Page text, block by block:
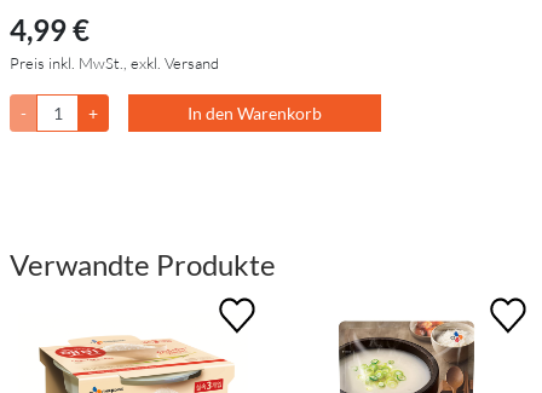
4,99 €
Preis inkl. MwSt., exkl. Versand
- + In den Warenkorb
Verwandte Produkte